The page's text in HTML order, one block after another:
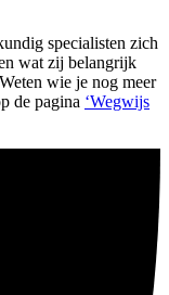
specialisten zich
wat zij belangrijk
wie je nog meer
de pagina ‘Wegwijs